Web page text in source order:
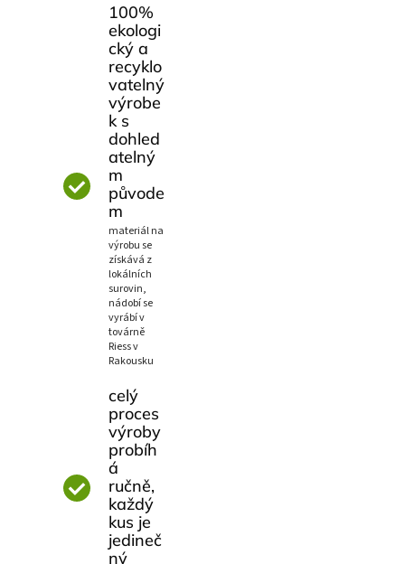
100%
ekologi
cký a
recyklo
vatelný
výrobe
k s
dohled
atelný
m
původe
m
materiál na
výrobu se
získává z
lokálních
surovin,
nádobí se
vyrábí v
továrně
Riess v
Rakousku
celý
proces
výroby
probíh
á
ručně,
každý
kus je
jedineč
ný